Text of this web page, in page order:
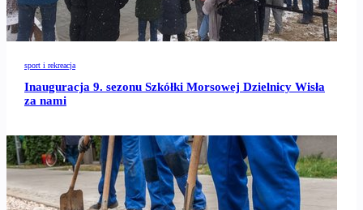
sport i rekreacja
Inauguracja 9. sezonu Szkółki Morsowej Dzielnicy Wisła
za nami